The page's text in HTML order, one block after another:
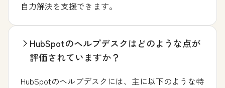
自力解決を支援できます。
HubSpotのヘルプデスクはどのような点が
評価されていますか？
HubSpotのヘルプデスクには、主に以下のような特